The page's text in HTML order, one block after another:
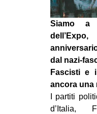
Siamo a
dal nazi-
Fascisti e
ancora una
I partiti
d’Italia,